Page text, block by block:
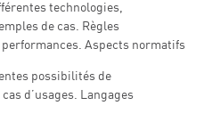
technologies,
de cas. Règles
Aspects normatifs
possibilités de
d’usages. Langages